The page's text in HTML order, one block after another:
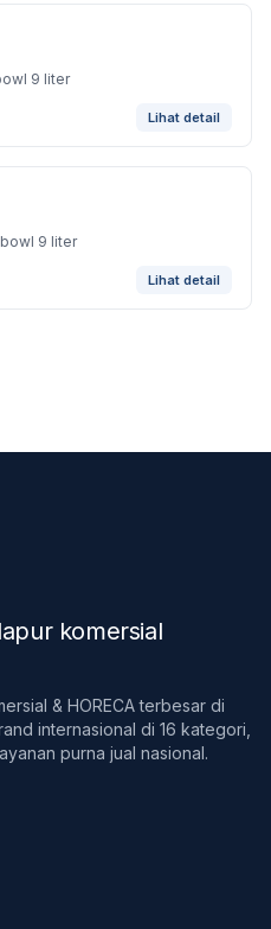
9 liter
Lihat detail
9 liter
Lihat detail
komersial
& HORECA terbesar di
internasional di 16 kategori,
purna jual nasional.